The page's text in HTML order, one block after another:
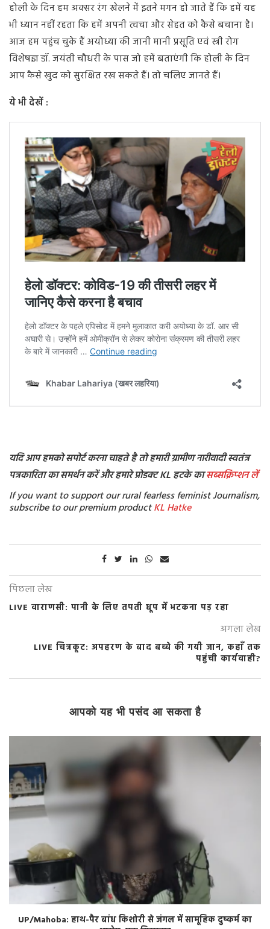
होली के दिन हम अक्सर रंग खेलने में इतने मगन हो जाते हैं कि हमें यह
भी ध्यान नहीं रहता कि हमें अपनी त्वचा और सेहत को कैसे बचाना है।
आज हम पहुंच चुके हैं अयोध्या की जानी मानी प्रसूति एवं स्त्री रोग
विशेषज्ञ डॉ. जयंती चौधरी के पास जो हमें बताएंगी कि होली के दिन
आप कैसे खुद को सुरक्षित रख सकते हैं। तो चलिए जानते हैं।
ये भी देखें :
यदि आप हमको सपोर्ट करना चाहते है तो हमारी ग्रामीण नारीवादी स्वतंत्र
पत्रकारिता का समर्थन करें और हमारे प्रोडक्ट KL हटके कासब्सक्रिप्शन लें
If you want to support our rural fearless feminist Journalism,
subscribe to our premium productKL Hatke
पिछला लेख
LIVE वाराणसी: पानी के लिए तपती धूप में भटकना पड़ रहा
अगला लेख
LIVE चित्रकूट: अपहरण के बाद बच्चे की गयी जान, कहाँ तक
पहुंची कार्यवाही?
आपको यह भी पसंद आ सकता है
UP/Mahoba: हाथ-पैर बांध किशोरी से जंगल में सामूहिक दुष्कर्म का